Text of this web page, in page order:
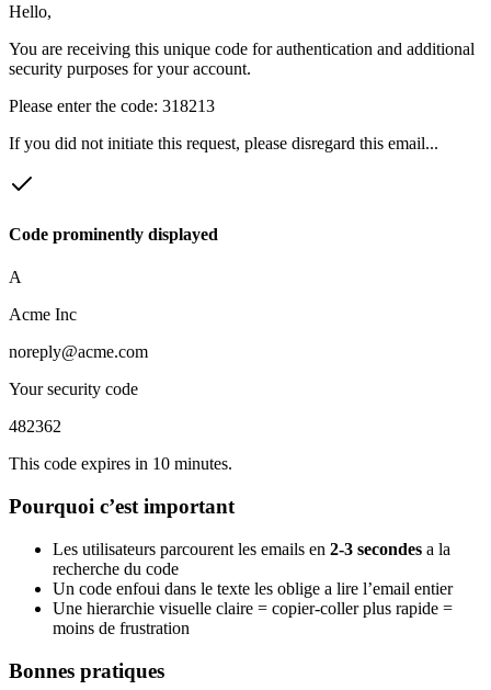
Hello,
You are receiving this unique code for authentication and additional
security purposes for your account.
Please enter the code: 318213
If you did not initiate this request, please disregard this email...
Code prominently displayed
A
Acme Inc
noreply@acme.com
Your security code
482362
This code expires in 10 minutes.
Pourquoi c’est important
Les utilisateurs parcourent les emails en 2-3 secondes a la
recherche du code
Un code enfoui dans le texte les oblige a lire l’email entier
Une hierarchie visuelle claire = copier-coller plus rapide =
moins de frustration
Bonnes pratiques